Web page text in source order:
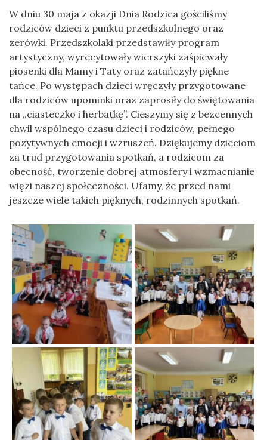
W dniu 30 maja z okazji Dnia Rodzica gościliśmy
rodziców dzieci z punktu przedszkolnego oraz
zerówki. Przedszkolaki przedstawiły program
artystyczny, wyrecytowały wierszyki zaśpiewały
piosenki dla Mamy i Taty oraz zatańczyły piękne
tańce. Po występach dzieci wręczyły przygotowane
dla rodziców upominki oraz zaprosiły do świętowania
na „ciasteczko i herbatkę”. Cieszymy się z bezcennych
chwil wspólnego czasu dzieci i rodziców, pełnego
pozytywnych emocji i wzruszeń. Dziękujemy dzieciom
za trud przygotowania spotkań, a rodzicom za
obecność, tworzenie dobrej atmosfery i wzmacnianie
więzi naszej społeczności. Ufamy, że przed nami
jeszcze wiele takich pięknych, rodzinnych spotkań.